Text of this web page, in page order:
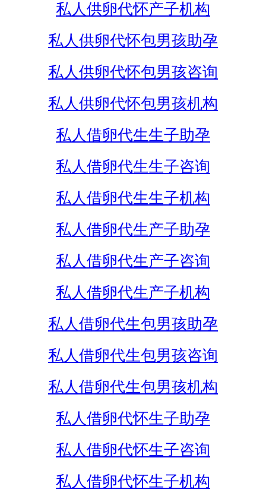
私人供卵代怀产子机构
私人供卵代怀包男孩助孕
私人供卵代怀包男孩咨询
私人供卵代怀包男孩机构
私人借卵代生生子助孕
私人借卵代生生子咨询
私人借卵代生生子机构
私人借卵代生产子助孕
私人借卵代生产子咨询
私人借卵代生产子机构
私人借卵代生包男孩助孕
私人借卵代生包男孩咨询
私人借卵代生包男孩机构
私人借卵代怀生子助孕
私人借卵代怀生子咨询
私人借卵代怀生子机构